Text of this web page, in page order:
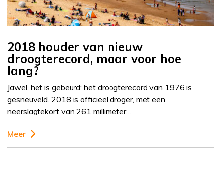
2018 houder van nieuw
droogterecord, maar voor hoe
lang?
Jawel, het is gebeurd: het droogterecord van 1976 is
gesneuveld. 2018 is officieel droger, met een
neerslagtekort van 261 millimeter…
Meer